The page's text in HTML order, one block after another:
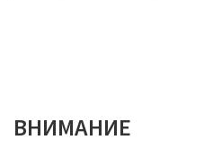
ВНИМАНИЕ